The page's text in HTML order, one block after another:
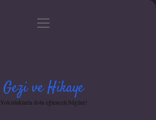
Gizlilik Politikası
menüyü
Gezi ve Hikaye
Yolculuklarla dolu eğlenceli bilgiler!